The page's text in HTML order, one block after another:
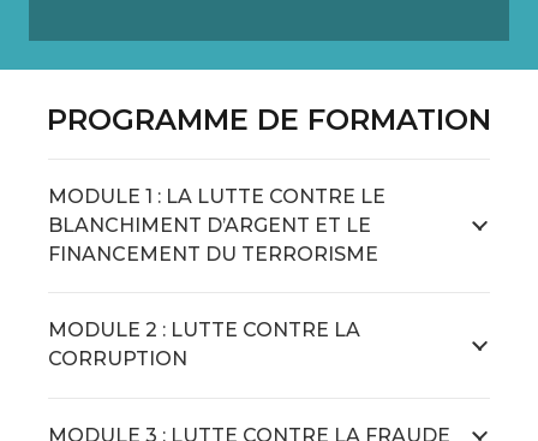
PROGRAMME DE FORMATION
MODULE 1 : LA LUTTE CONTRE LE
BLANCHIMENT D’ARGENT ET LE
FINANCEMENT DU TERRORISME
MODULE 2 : LUTTE CONTRE LA
CORRUPTION
MODULE 3 : LUTTE CONTRE LA FRAUDE